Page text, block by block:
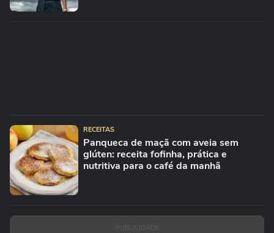
RECEITAS
Panqueca de maçã com aveia sem
glúten: receita fofinha, prática e
nutritiva para o café da manhã
PUBLICIDADE